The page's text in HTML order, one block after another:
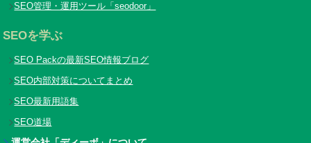
SEO管理・運用ツール「seodoor」
SEOを学ぶ
SEO Packの最新SEO情報ブログ
SEO内部対策についてまとめ
SEO最新用語集
SEO道場